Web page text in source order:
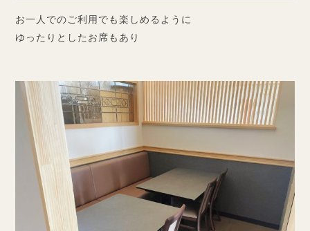
お一人でのご利用でも楽しめるように
ゆったりとしたお席もあり